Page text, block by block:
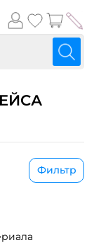
Фильтр